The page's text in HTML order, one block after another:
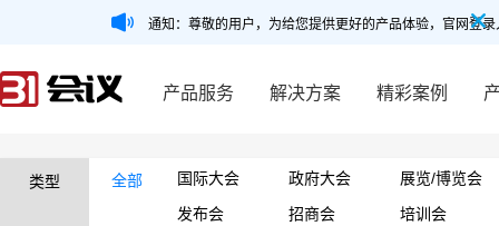
通知：尊敬的用户，为给您提供更好的产品体验，官网登
产品服务 解决方案 精彩案例
类型 全部 国际大会 政府大会
展览/博览会
发布会
招商会 培训会